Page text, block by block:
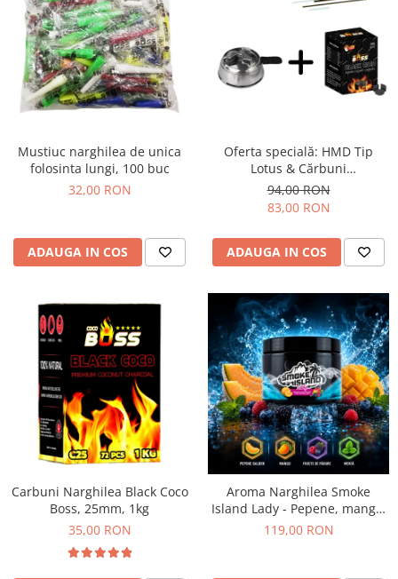
Mustiuc narghilea de unica
folosinta lungi, 100 buc
32,00 RON
ADAUGA IN COS
Oferta specială: HMD Tip
Lotus & Cărbuni
Narghilea Coco Boss
94,00 RON
83,00 RON
ADAUGA IN COS
Carbuni Narghilea Black Coco
Boss, 25mm, 1kg
35,00 RON
Aroma Narghilea Smoke
Island Lady - Pepene, mango,
fructe de padure cu menta,
119,00 RON